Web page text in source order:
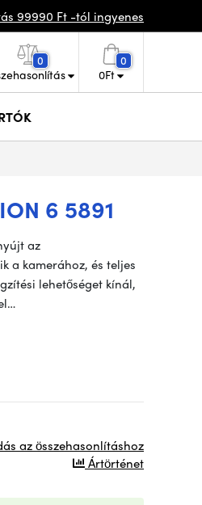
99990 Ft -tól ingyenes
0 0
0Ft
6 5891
az
a kamerához, és teljes
lehetőséget kínál,
az összehasonlításhoz
Ártörténet